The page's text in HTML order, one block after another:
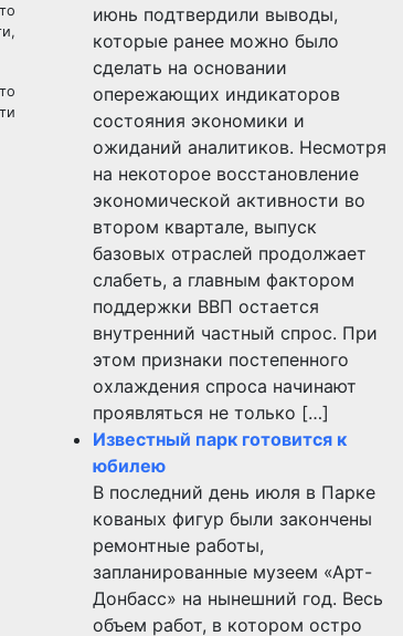
июнь подтвердили выводы,
которые ранее можно было
сделать на основании
опережающих индикаторов
состояния экономики и
ожиданий аналитиков. Несмотря
на некоторое восстановление
экономической активности во
втором квартале, выпуск
базовых отраслей продолжает
слабеть, а главным фактором
поддержки ВВП остается
внутренний частный спрос. При
этом признаки постепенного
охлаждения спроса начинают
проявляться не только […]
Известный парк готовится к
юбилею
В последний день июля в Парке
кованых фигур были закончены
ремонтные работы,
запланированные музеем «Арт-
Донбасс» на нынешний год. Весь
объем работ, в котором остро